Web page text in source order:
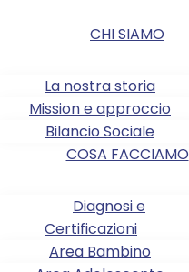
CHI SIAMO
La nostra storia
Mission e approccio
Bilancio Sociale
COSA FACCIAMO
Diagnosi e
Certificazioni
Area Bambino